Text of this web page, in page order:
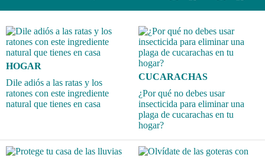
HOGAR
Dile adiós a las ratas y los
ratones con este ingrediente
natural que tienes en casa
CUCARACHAS
¿Por qué no debes usar
insecticida para eliminar una
plaga de cucarachas en tu
hogar?